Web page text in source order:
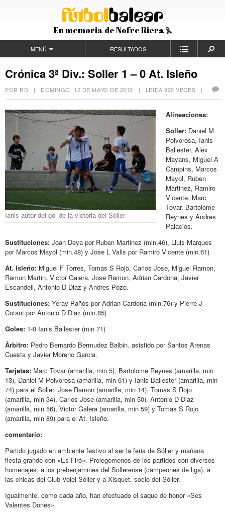
En memoria de Nofre Riera
MENÚ RESULTADOS
Crónica 3ª Div.: Soller 1 – 0 At. Isleño
POR RD | DOMINGO, 12 DE MAYO DE 2013 | LEÍDA 920 VECES |
Ianis autor del gol de la victoria del Soller
Alineaciones:
Soller: Daniel M
Polvorosa, Ianis
Ballester, Alex
Mayans, Miguel A
Campins, Marcos
Mayol, Ruben
Martinez, Ramiro
Vicente, Marc
Tovar, Bartolome
Reynes y Andres
Palacios.
Sustituciones: Joan Deya por Ruben Martinez (min.46), Lluis Marques
por Marcos Mayol (min.48) y Jose L Valls por Ramiro Vicente (min.61)
At. Isleño: Miguel F Torres, Tomas S Rojo, Carlos Jose, Miguel Ramon,
Ramon Martin, Victor Galera, Jose Ramon, Adrian Cardona, Javier
Escandell, Antonio D Diaz y Andres Pozo.
Sustituciones: Yeray Paños por Adrian Cardona (min.76) y Pierre J
Cotant por Antonio D Diaz (min.85)
Goles: 1-0 Ianis Ballester (min 71)
Árbitro: Pedro Bernardo Bermudez Balbin. asistido por Santos Arenas
Cuesta y Javier Moreno Garcia.
Tarjetas: Marc Tovar (amarilla, min 5), Bartolome Reynes (amarilla, min
13), Daniel M Polvorosa (amarilla, min 61) y Ianis Ballester (amarilla, min
74) para el Soller. Jose Ramon (amarilla, min 14), Tomas S Rojo
(amarilla, min 34), Carlos Jose (amarilla, min 50), Antonio D Diaz
(amarilla, min 56), Victor Galera (amarilla, min 59) y Tomas S Rojo
(amarilla, min 89) para el At. Isleño.
comentario:
Partido jugado en ambiente festivo al ser la feria de Sóller y mañana
fiesta grande con «Es Firó». Prolegomenos de los partidos con diversos
homenajes, a los prebenjamines del Sollerense (campeones de liga), a
las chicas del Club Volei Sóller y a Xisquet, socio del Sóller.
Igualmente, como cada año, han efectuado el saque de honor «Ses
Valentes Dones».